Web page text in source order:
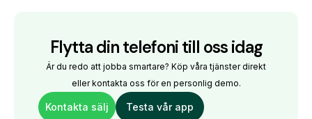
Flytta din telefoni till oss idag
Är du redo att jobba smartare? Köp våra tjänster direkt
eller kontakta oss för en personlig demo.
Kontakta sälj Testa vår app